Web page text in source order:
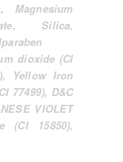
Magnesium
Silica,
dioxide (CI
Yellow Iron
77499), D&C
VIOLET
(CI 15850),